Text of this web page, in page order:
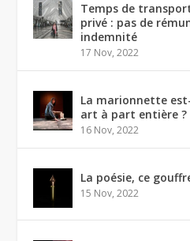
Temps de
privé : pas de
indemnité
17 Nov, 2022
La marionnette
art à part entière ?
16 Nov, 2022
La poésie, ce
15 Nov, 2022